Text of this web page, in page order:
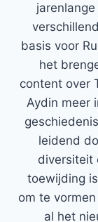
basis voor
het
content over
Aydin meer
leidend
diversiteit
toewijding
om te
al het